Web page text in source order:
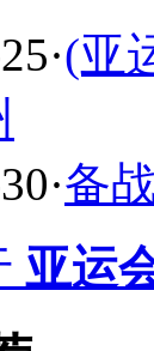
·(亚
·备
亚运